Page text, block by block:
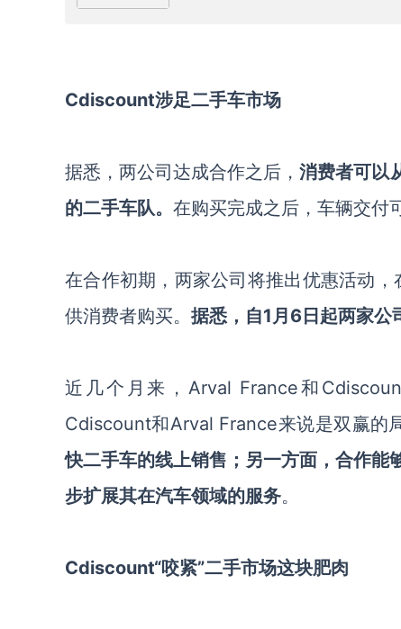
Cdiscount涉足二手车市场
据悉，两公司达成合作之后，消费者可以
的二手车队。 在购买完成之后， 车辆交付
在合作初期，两家公司将推出优惠活动，
供消费者购买。 据悉， 自1月6日起两家公
近几个月来，Arval France和
Cdiscount和Arval France来说是双赢的
快二手车的线上销售；另一方面，合作能
步扩展其在汽车领域的服务。
Cdiscount“咬紧”二手市场这块肥肉